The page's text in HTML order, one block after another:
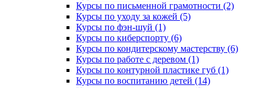
Курсы по письменной грамотности (2)
Курсы по уходу за кожей (5)
Курсы по фэн-шуй (1)
Курсы по киберспорту (6)
Курсы по кондитерскому мастерству (6)
Курсы по работе с деревом (1)
Курсы по контурной пластике губ (1)
Курсы по воспитанию детей (14)